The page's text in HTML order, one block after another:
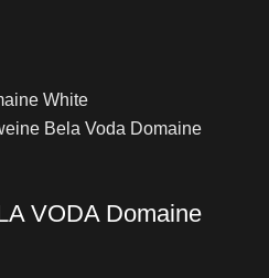
VODA Domaine